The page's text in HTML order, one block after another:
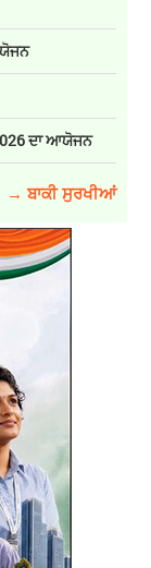
ਦਾ ਆਯੋਜਨ
→ ਬਾਕੀ ਸੁਰਖੀਆਂ